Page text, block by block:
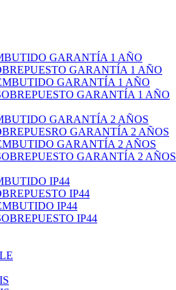
GARANTÍA 1 AÑO
GARANTÍA 1 AÑO
GARANTÍA 1 AÑO
GARANTÍA 1 AÑO
GARANTÍA 2 AÑOS
GARANTÍA 2 AÑOS
GARANTÍA 2 AÑOS
GARANTÍA 2 AÑOS
IP44
IP44
IP44
IP44